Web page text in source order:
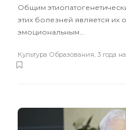
Общим
этих болезней является их
эмоциональным…
Культура Образования 3 года